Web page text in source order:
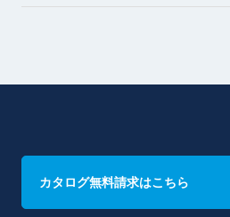
カタログ無料請求はこちら